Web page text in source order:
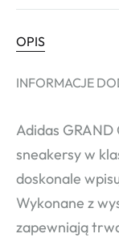
OPIS
INFORMACJE
Adidas GRAND
sneakersy w
doskonale
Wykonane z
zapewniają